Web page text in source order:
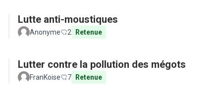
Lutte anti-moustiques
Anonyme 2 Retenue
Lutter contre la pollution des mégots
FranKoise 7 Retenue